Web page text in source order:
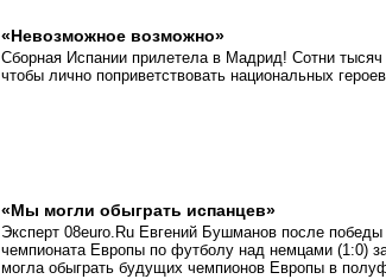
«Невозможное возможно»
Сборная Испании прилетела в Мадрид! Сотни
чтобы лично поприветствовать национальных
«Мы могли обыграть испанцев»
Эксперт 08euro.Ru Евгений Бушманов после
чемпионата Европы по футболу над немцами (1:0)
могла обыграть будущих чемпионов Европы в